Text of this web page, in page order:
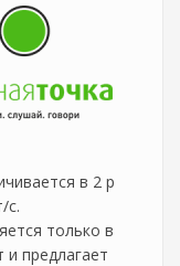
в 2 р
с.
только в
и предлагает